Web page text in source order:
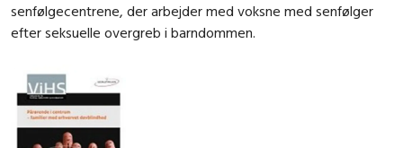
senfølgecentrene, der arbejder med voksne med senfølger
efter seksuelle overgreb i barndommen.